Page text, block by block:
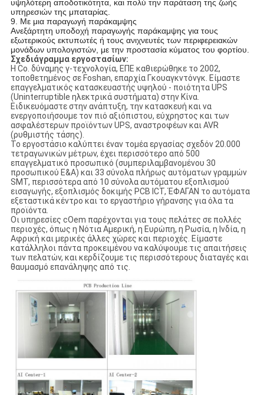
υψηλότερη αποδοτικότητα, και πολύ την παράταση της ζωής
υπηρεσιών της μπαταρίας.
9. Με μια παραγωγή παράκαμψης
Ανεξάρτητη υποδοχή παραγωγής παράκαμψης για τους
εξωτερικούς εκτυπωτές ή τους ανιχνευτές των περιφερειακών
μονάδων υπολογιστών, με την προστασία κύματος του φορτίου.
Σχεδιάγραμμα εργοστασίων:
Η Co. δύναμης γ-τεχνολογία, ΕΠΕ καθιερώθηκε το 2002,
τοποθετημένος σε Foshan, επαρχία Γκουαγκντόνγκ. Είμαστε
επαγγελματικός κατασκευαστής υψηλού - ποιότητα UPS
(Uninterruptible ηλεκτρικά συστήματα) στην Κίνα.
Ειδικευόμαστε στην ανάπτυξη, την κατασκευή και να
ενεργοποιήσουμε τον πιό αξιόπιστου, εύχρηστος και των
ασφαλέστερων προϊόντων UPS, αναστροφέων και AVR
(ρυθμιστής τάσης).
Το εργοστάσιο καλύπτει έναν τομέα εργασίας σχεδόν 20.000
τετραγωνικών μέτρων, έχει περισσότερο από 500
επαγγελματικό προσωπικό (συμπεριλαμβανομένου 30
προσωπικού Ε&Α) και 33 σύνολα πλήρως αυτόματων γραμμών
SMT, περισσότερα από 10 σύνολα αυτόματου εξοπλισμού
εισαγωγής, εξοπλισμός δοκιμής PCB ICT, ΈΦΑΓΑΝ το αυτόματα
εξεταστικά κέντρο και το εργαστήριο γήρανσης για όλα τα
προϊόντα.
Οι υπηρεσίες cOem παρέχονται για τους πελάτες σε πολλές
περιοχές, όπως η Νότια Αμερική, η Ευρώπη, η Ρωσία, η Ινδία, η
Αφρική και μερικές άλλες χώρες και περιοχές. Είμαστε
κατάλληλοι πάντα προκειμένου να καλύψουμε τις απαιτήσεις
των πελατών, και κερδίζουμε τις περισσότερους διαταγές και
θαυμασμό επανάληψης από τις.